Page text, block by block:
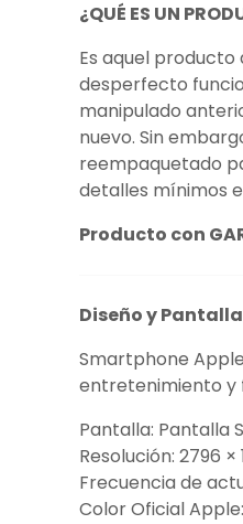
¿QUÉ ES UN
Es aquel
desperfecto
manipulado
nuevo. Sin
reempaquetado
detalles mínimos
Producto con
Diseño y Pantalla
Smartphone
entretenimiento y
Pantalla: Pantalla
Resolución: 2796
Frecuencia de
Color Oficial